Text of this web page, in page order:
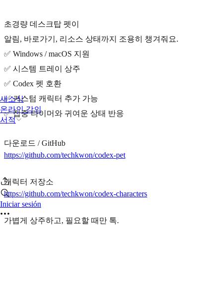
새소식
온라인 강의
서적
Iniciar sesión
초경량 데스크탑 펫이
알림, 바로가기, 리소스 상태까지 조용히 챙겨줘요.
✅ Windows / macOS 지원
✅ 시스템 트레이 상주
✅ Codex 펫 호환
✅ 커스텀 캐릭터 추가 가능
✅ 집중 타이머와 귀여운 상태 반응
다운로드 / GitHub
https://github.com/techkwon/codex-pet
캐릭터 저장소
https://github.com/techkwon/codex-characters
가볍게 상주하고, 필요할 때만 톡.